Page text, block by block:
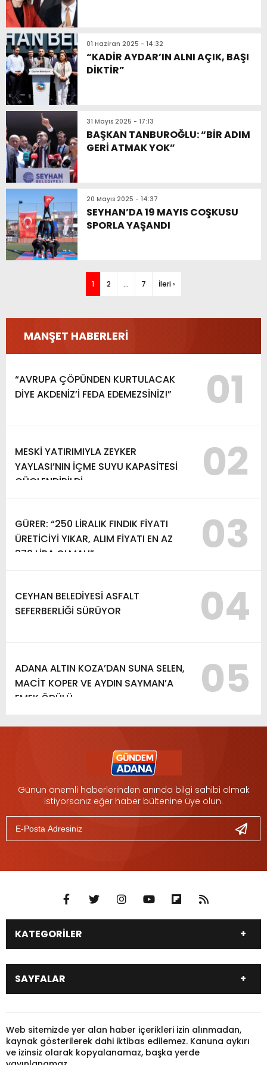
01 Haziran 2025 - 14:32
“KADİR AYDAR’IN ALNI AÇIK, BAŞI
DİKTİR”
31 Mayıs 2025 - 17:13
BAŞKAN TANBUROĞLU: “BİR ADIM
GERİ ATMAK YOK”
20 Mayıs 2025 - 14:37
SEYHAN’DA 19 MAYIS COŞKUSU
SPORLA YAŞANDI
1 2 … 7 İleri ›
MANŞET HABERLERİ
“AVRUPA ÇÖPÜNDEN KURTULACAK
DİYE AKDENİZ’İ FEDA EDEMEZSİNİZ!”
01
MESKİ YATIRIMIYLA ZEYKER
YAYLASI’NIN İÇME SUYU KAPASİTESİ
GÜÇLENDİRİLDİ
02
GÜRER: “250 LİRALIK FINDIK FİYATI
ÜRETİCİYİ YIKAR, ALIM FİYATI EN AZ
370 LİRA OLMALI”
03
CEYHAN BELEDİYESİ ASFALT
SEFERBERLİĞİ SÜRÜYOR
04
ADANA ALTIN KOZA’DAN SUNA SELEN,
MACİT KOPER VE AYDIN SAYMAN’A
EMEK ÖDÜLÜ
05
Günün önemli haberlerinden anında bilgi sahibi olmak
istiyorsanız eğer haber bültenine üye olun.
KATEGORİLER
DÜNYA
SİYASET
EKONOMİ
SAĞLIK
SPOR
TARIM
YEREL YÖNETİM
GÜNDEM
HAYVANLAR
KADIN
KONSER
SAYFALAR
Pariteler
Canlı Sonuçlar
Puan Durumu
Fikstür
Gazeteler
Burçlar
Web sitemizde yer alan haber içerikleri izin alınmadan,
kaynak gösterilerek dahi iktibas edilemez. Kanuna aykırı
ve izinsiz olarak kopyalanamaz, başka yerde